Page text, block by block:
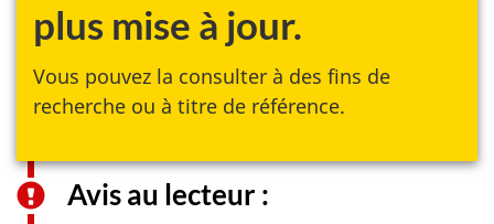
plus mise à jour.
Vous pouvez la consulter à des fins de
recherche ou à titre de référence.
Avis au lecteur :